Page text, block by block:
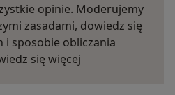
opinie. Moderujemy
zasadami, dowiedz się
i sposobie obliczania
się więcej